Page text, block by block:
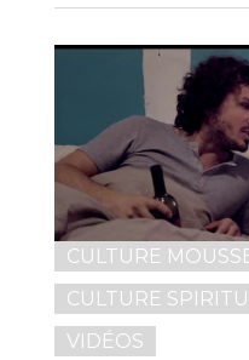
CULTURE
CULTURE
VIDÉOS